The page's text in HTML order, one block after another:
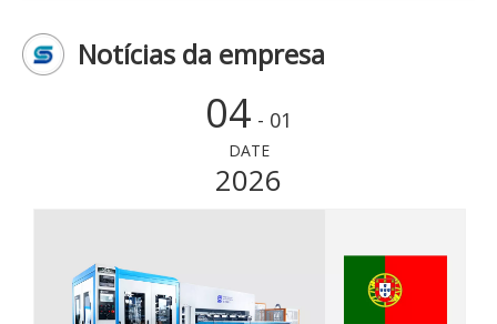
Notícias da empresa
04 - 01
DATE
2026